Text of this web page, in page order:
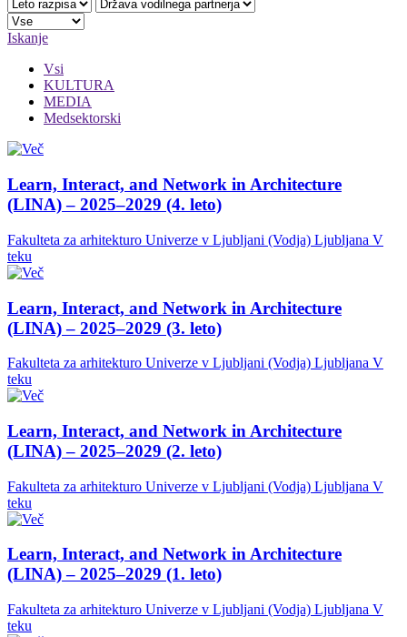
Iskanje
Vsi
KULTURA
MEDIA
Medsektorski
Learn, Interact, and Network in Architecture
(LINA) – 2025–2029 (4. leto)
Fakulteta za arhitekturo Univerze v Ljubljani (Vodja) Ljubljana V
teku
Learn, Interact, and Network in Architecture
(LINA) – 2025–2029 (3. leto)
Fakulteta za arhitekturo Univerze v Ljubljani (Vodja) Ljubljana V
teku
Learn, Interact, and Network in Architecture
(LINA) – 2025–2029 (2. leto)
Fakulteta za arhitekturo Univerze v Ljubljani (Vodja) Ljubljana V
teku
Learn, Interact, and Network in Architecture
(LINA) – 2025–2029 (1. leto)
Fakulteta za arhitekturo Univerze v Ljubljani (Vodja) Ljubljana V
teku